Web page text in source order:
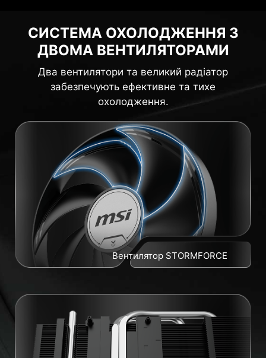
СИСТЕМА ОХОЛОДЖЕННЯ З
ДВОМА ВЕНТИЛЯТОРАМИ
Два вентилятори та великий радіатор
забезпечують ефективне та тихе
охолодження.
Вентилятор STORMFORCE